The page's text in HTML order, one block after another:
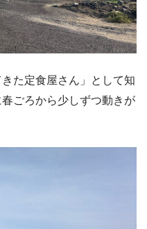
た定食屋さん」として知
ごろから少しずつ動きが